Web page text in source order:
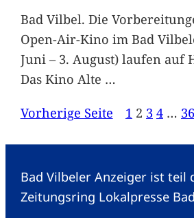
Bad Vilbel. Die
Open-Air-Kino im Bad
Juni – 3. August) laufen auf
Das Kino Alte …
Vorherige Seite
1 2 3 4 … 36
Bad Vilbeler Anzeiger ist teil
Zeitungsring Lokalpresse